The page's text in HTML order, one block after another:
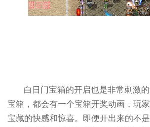
白日门宝箱的开启也是非常刺激
宝箱，都会有一个宝箱开奖动画，玩
宝藏的快感和惊喜。即便开出来的不